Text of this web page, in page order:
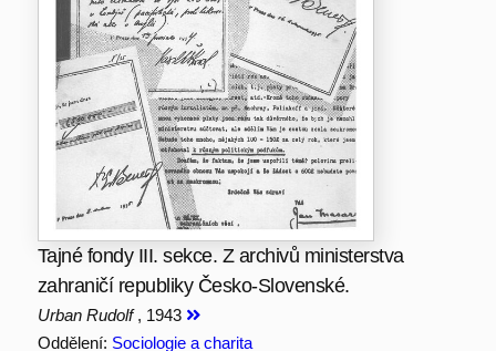
Tajné fondy III. sekce. Z archivů ministerstva
zahraničí republiky Česko-Slovenské.
Urban Rudolf, 1943
Oddělení: Sociologie a charita